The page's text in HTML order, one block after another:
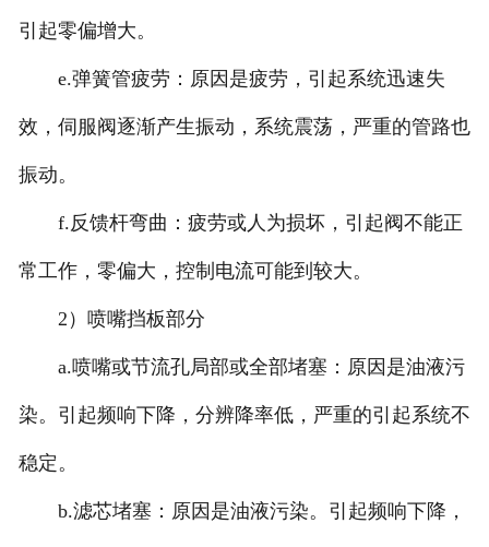
引起零偏增大。
e.弹簧管疲劳：原因是疲劳，引起系统迅速失
效，伺服阀逐渐产生振动，系统震荡，严重的管路也
振动。
f.反馈杆弯曲：疲劳或人为损坏，引起阀不能正
常工作，零偏大，控制电流可能到较大。
2）喷嘴挡板部分
a.喷嘴或节流孔局部或全部堵塞：原因是油液污
染。引起频响下降，分辨降率低，严重的引起系统不
稳定。
b.滤芯堵塞：原因是油液污染。引起频响下降，